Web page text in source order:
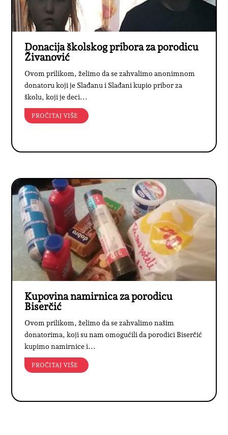
Donacija školskog pribora za porodicu
Živanović
Ovom prilikom, želimo da se zahvalimo anonimnom
donatoru koji je Slađanu i Slađani kupio pribor za
školu, koji je deci...
PROČITAJ VIŠE
Kupovina namirnica za porodicu
Biserčić
Ovom prilikom, želimo da se zahvalimo našim
donatorima, koji su nam omogućili da porodici Biserčić
kupimo namirnice i...
PROČITAJ VIŠE